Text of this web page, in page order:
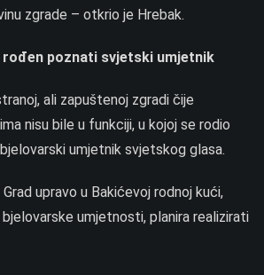
zgrade – otkrio je Hrebak.
rođen poznati svjetski umjetnik
ali zapuštenoj zgradi čije
nisu bile u funkciji, u kojoj se rodio
umjetnik svjetskog glasa.
upravo u Bakićevoj rodnoj kući,
umjetnosti, planira realizirati